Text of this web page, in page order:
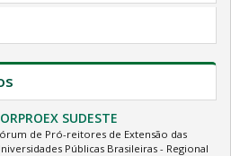
SUDESTE
de Pró-reitores de Extensão das
Públicas Brasileiras - Regional